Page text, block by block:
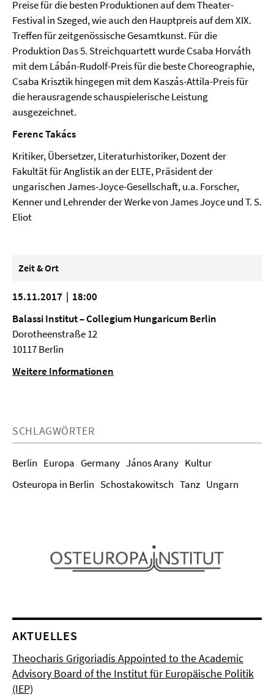
Preise für die besten Produktionen auf dem Theater-
Festival in Szeged, wie auch den Hauptpreis auf dem XIX.
Treffen für zeitgenössische Gesamtkunst. Für die
Produktion Das 5. Streichquartett wurde Csaba Horváth
mit dem Lábán-Rudolf-Preis für die beste Choreographie,
Csaba Krisztik hingegen mit dem Kaszás-Attila-Preis für
die herausragende schauspielerische Leistung
ausgezeichnet.
Ferenc Takács
Kritiker, Übersetzer, Literaturhistoriker, Dozent der
Fakultät für Anglistik an der ELTE, Präsident der
ungarischen James-Joyce-Gesellschaft, u.a. Forscher,
Kenner und Lehrender der Werke von James Joyce und T. S.
Eliot
Zeit & Ort
15.11.2017 | 18:00
Balassi Institut – Collegium Hungaricum Berlin
Dorotheenstraße 12
10117 Berlin
Weitere Informationen
SCHLAGWÖRTER
Berlin Europa Germany János Arany Kultur
Osteuropa in Berlin Schostakowitsch Tanz Ungarn
AKTUELLES
Theocharis Grigoriadis Appointed to the Academic
Advisory Board of the Institut für Europäische Politik
(IEP)